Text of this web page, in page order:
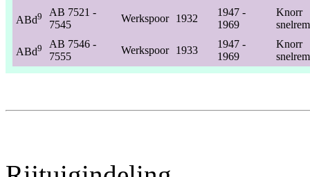
ABd9
AB 7521 -
7545
Werkspoor 1932
1947 -
1969
Knorr
snelrem
ABd9
AB 7546 -
7555
Werkspoor 1933
1947 -
1969
Knorr
snelrem